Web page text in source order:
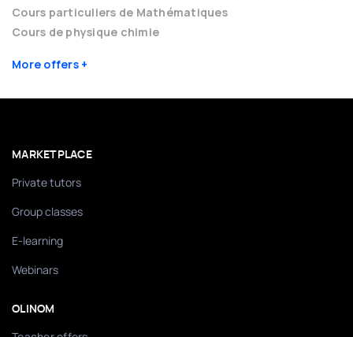
Cours particuliers de Mathématiques
Cours de physique chimie
More offers
MARKETPLACE
Private tutors
Group classes
E-learning
Webinars
OLINOM